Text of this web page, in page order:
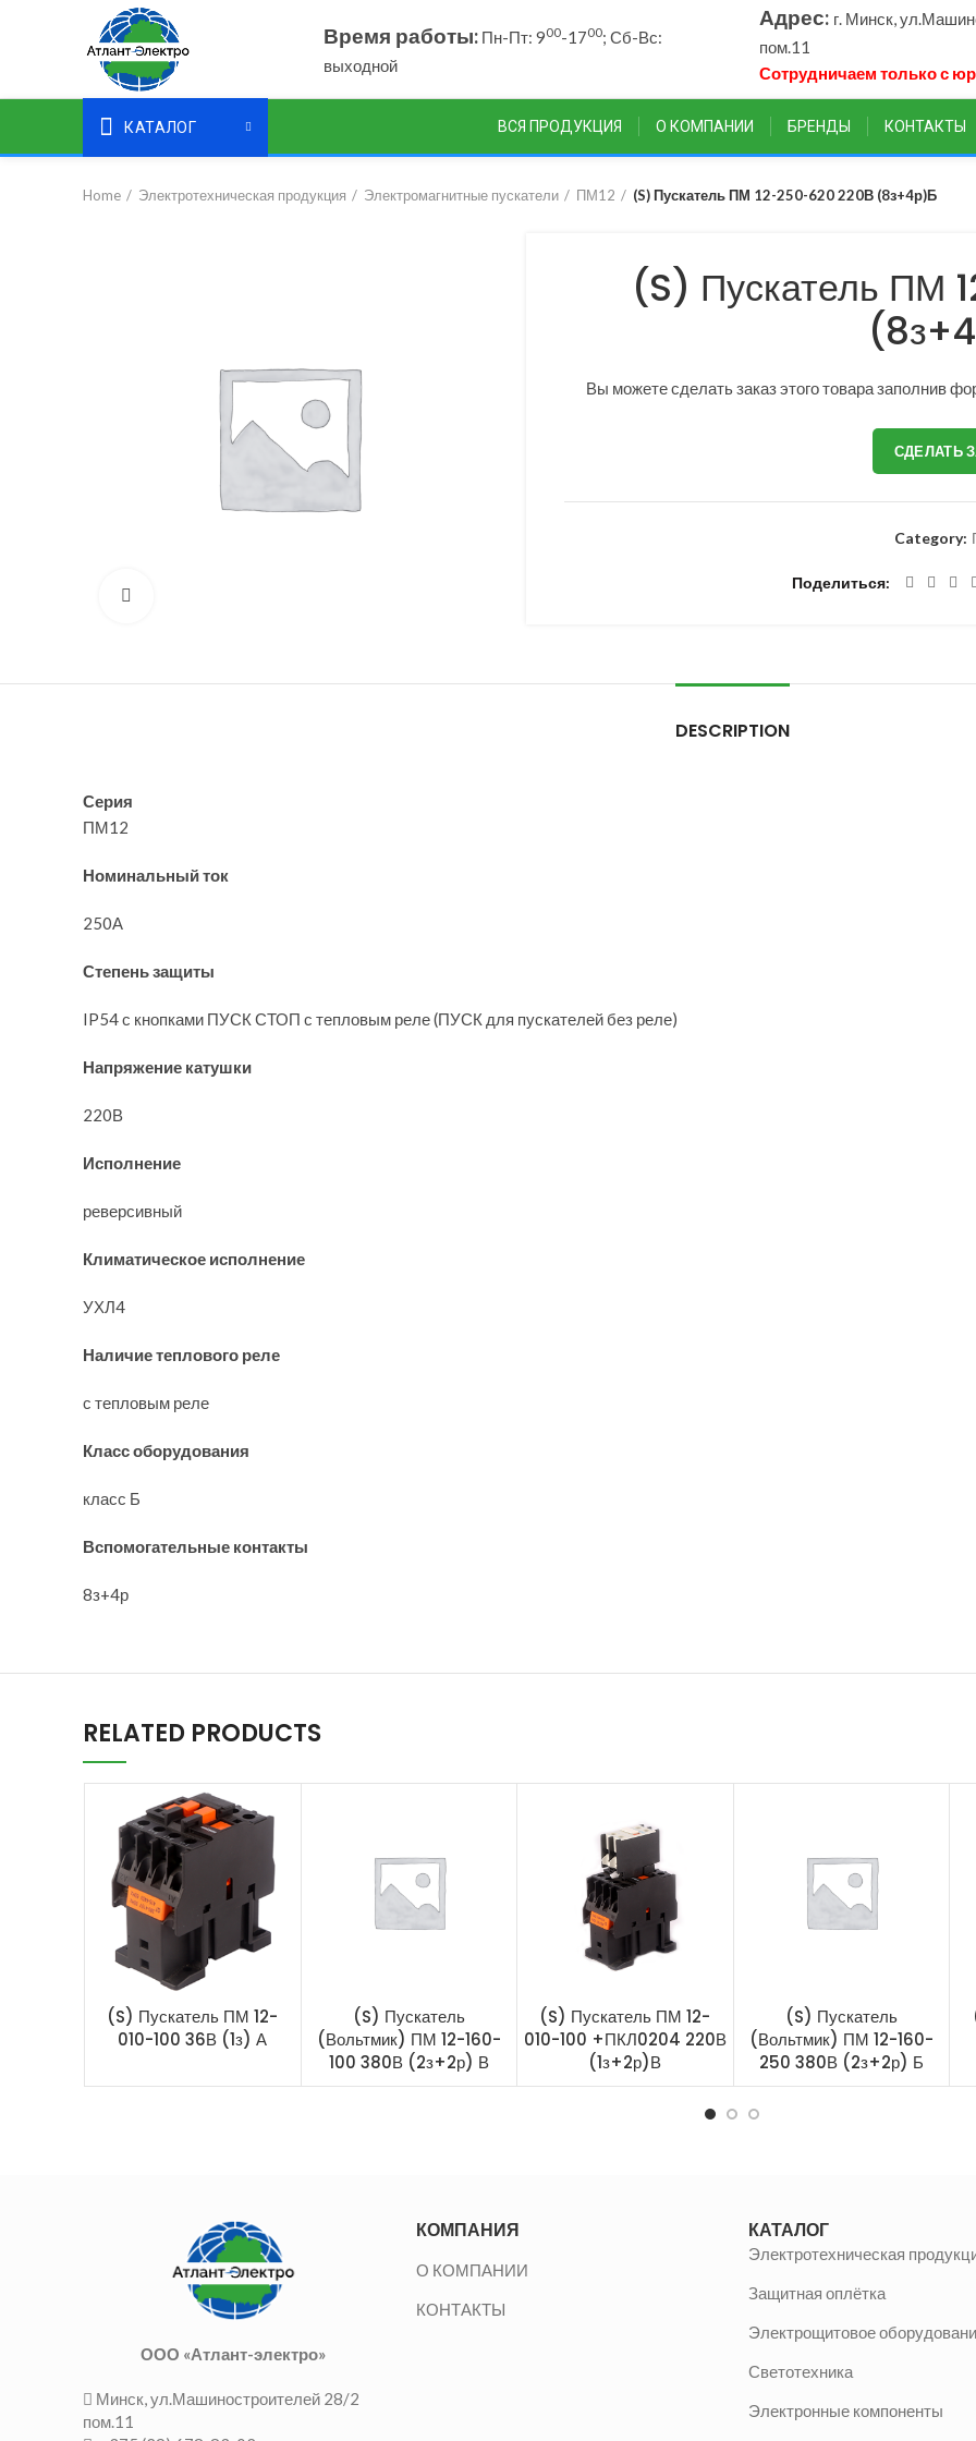
Время работы:Пн-Пт: 900-1700; Сб-Вс:
выходной
Адрес: г. Минск,
пом.11
Сотрудничаем только с
КАТАЛОГ ВСЯ ПРОДУКЦИЯ О КОМПАНИИ БРЕНДЫ КОНТАКТЫ
Home Электротехническая продукция Электромагнитные пускатели ПМ12 (S) Пускатель ПМ 12-250-620 220В (8з+4р)Б
(S) Пускатель ПМ
Вы можете сделать заказ этого товара заполнив
СДЕЛАТЬ
Category:
Поделиться
DESCRIPTION
Серия
ПМ12
Номинальный ток
250А
Степень защиты
IP54 с кнопками ПУСК СТОП с тепловым реле (ПУСК для пускателей без реле)
Напряжение катушки
220В
Исполнение
реверсивный
Климатическое исполнение
УХЛ4
Наличие теплового реле
с тепловым реле
Класс оборудования
класс Б
Вспомогательные контакты
8з+4р
RELATED PRODUCTS
(S) Пускатель ПМ 12-
010-100 36В (1з) А
(S) Пускатель
(Вольтмик) ПМ 12-160-
100 380В (2з+2р) В
(S) Пускатель ПМ 12-
010-100 +ПКЛ0204 220В
(1з+2р)В
(S) Пускатель
(Вольтмик) ПМ 12-160-
250 380В (2з+2р) Б
ООО «Атлант-электро»
Минск, ул.Машиностроителей 28/2
пом.11
КОМПАНИЯ
О КОМПАНИИ
КОНТАКТЫ
КАТАЛОГ
Электротехническая
Защитная оплётка
Электрощитовое
Светотехника
Электронные компоненты